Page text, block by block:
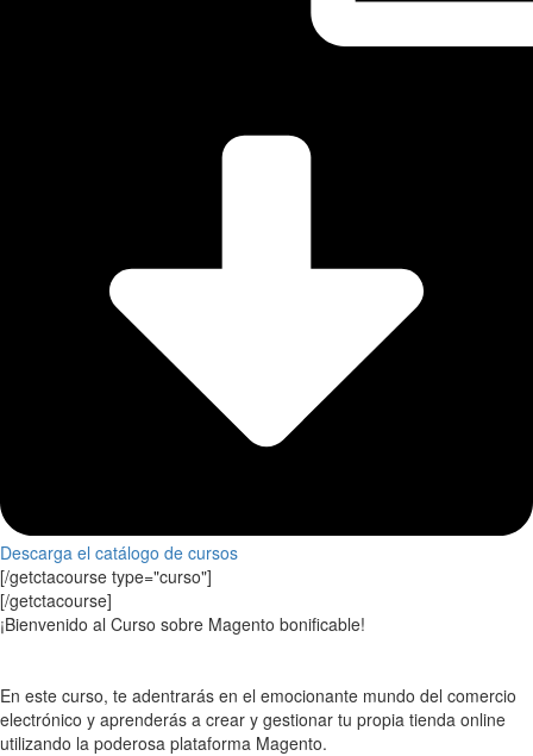
Descarga el catálogo de cursos
[/getctacourse type="curso"]
[/getctacourse]
¡Bienvenido al Curso sobre Magento bonificable!
En este curso, te adentrarás en el emocionante mundo del comercio
electrónico y aprenderás a crear y gestionar tu propia tienda online
utilizando la poderosa plataforma Magento.